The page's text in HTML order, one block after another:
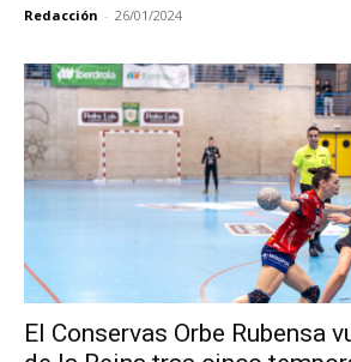
Redacción - 26/01/2024
El Conservas Orbe Rubensa